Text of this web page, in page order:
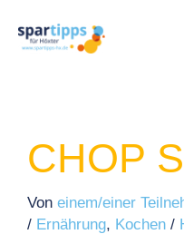
Inhalt
springen
CHOP
Von einem/einer
/ Ernährung, Kochen /